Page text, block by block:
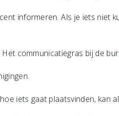
informeren. Als je iets niet
communicatiegras bij de
iets gaat plaatsvinden, kan